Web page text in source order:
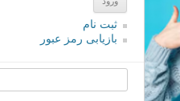
ثبت نام
بازیابی رمز عبور